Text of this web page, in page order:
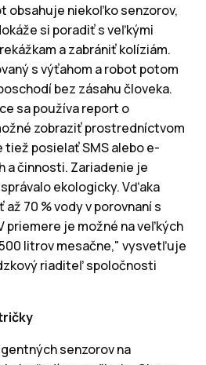
obsahuje niekoľko senzorov,
si poradiť s veľkými
a zabrániť kolíziám.
s výťahom a robot potom
bez zásahu človeka.
sa používa report o
zobraziť prostredníctvom
tiež posielať SMS alebo e-
a činnosti. Zariadenie je
ekologicky. Vďaka
70 % vody v porovnaní s
priemere je možné na veľkých
litrov mesačne," vysvetľuje
riaditeľ spoločnosti
senzorov na